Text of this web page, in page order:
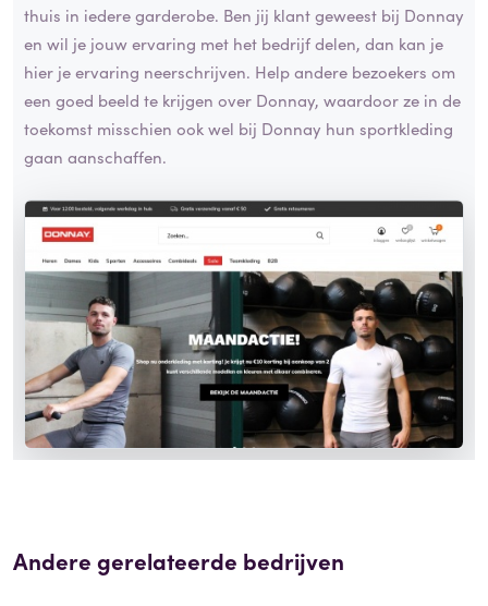
thuis in iedere garderobe. Ben jij klant geweest bij Donnay
en wil je jouw ervaring met het bedrijf delen, dan kan je
hier je ervaring neerschrijven. Help andere bezoekers om
een goed beeld te krijgen over Donnay, waardoor ze in de
toekomst misschien ook wel bij Donnay hun sportkleding
gaan aanschaffen.
Andere gerelateerde bedrijven